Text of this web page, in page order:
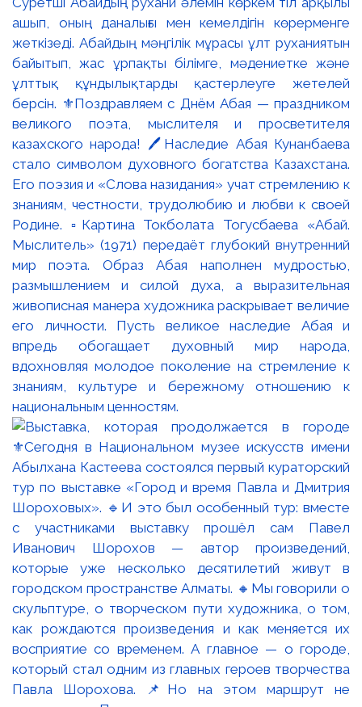
ашып, оның даналығы мен кемелдігін көрерменге
жеткізеді. Абайдың мәңгілік мұрасы ұлт руханиятын
байытып, жас ұрпақты білімге, мәдениетке және
ұлттық құндылықтарды қастерлеуге жетелей
берсін. ⚜️Поздравляем с Днём Абая — праздником
великого поэта, мыслителя и просветителя
казахского народа! 🖊️Наследие Абая Кунанбаева
стало символом духовного богатства Казахстана.
Его поэзия и «Слова назидания» учат стремлению к
знаниям, честности, трудолюбию и любви к своей
Родине. ▫️Картина Токболата Тогусбаева «Абай.
Мыслитель» (1971) передаёт глубокий внутренний
мир поэта. Образ Абая наполнен мудростью,
размышлением и силой духа, а выразительная
живописная манера художника раскрывает величие
его личности. Пусть великое наследие Абая и
впредь обогащает духовный мир народа,
вдохновляя молодое поколение на стремление к
знаниям, культуре и бережному отношению к
национальным ценностям.